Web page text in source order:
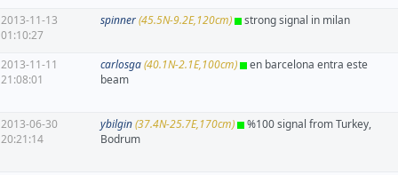
2013-11-13
01:10:27
spinner(45.5N-9.2E,120cm) strong signal in milan
2013-11-11
21:08:01
carlosga(40.1N-2.1E,100cm)
en barcelona entra este
beam
2013-06-30
20:21:14
ybilgin(37.4N-25.7E,170cm)
%100 signal from Turkey,
Bodrum